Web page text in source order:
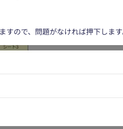
すので、問題がなければ押下しま